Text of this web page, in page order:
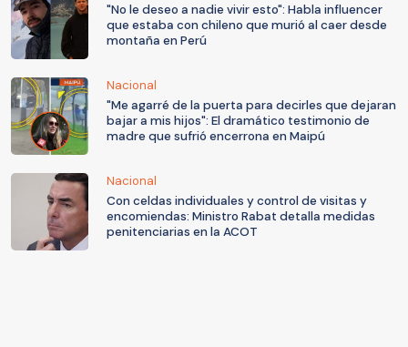
"No le deseo a nadie vivir esto": Habla influencer
que estaba con chileno que murió al caer desde
montaña en Perú
Nacional
"Me agarré de la puerta para decirles que dejaran
bajar a mis hijos": El dramático testimonio de
madre que sufrió encerrona en Maipú
Nacional
Con celdas individuales y control de visitas y
encomiendas: Ministro Rabat detalla medidas
penitenciarias en la ACOT